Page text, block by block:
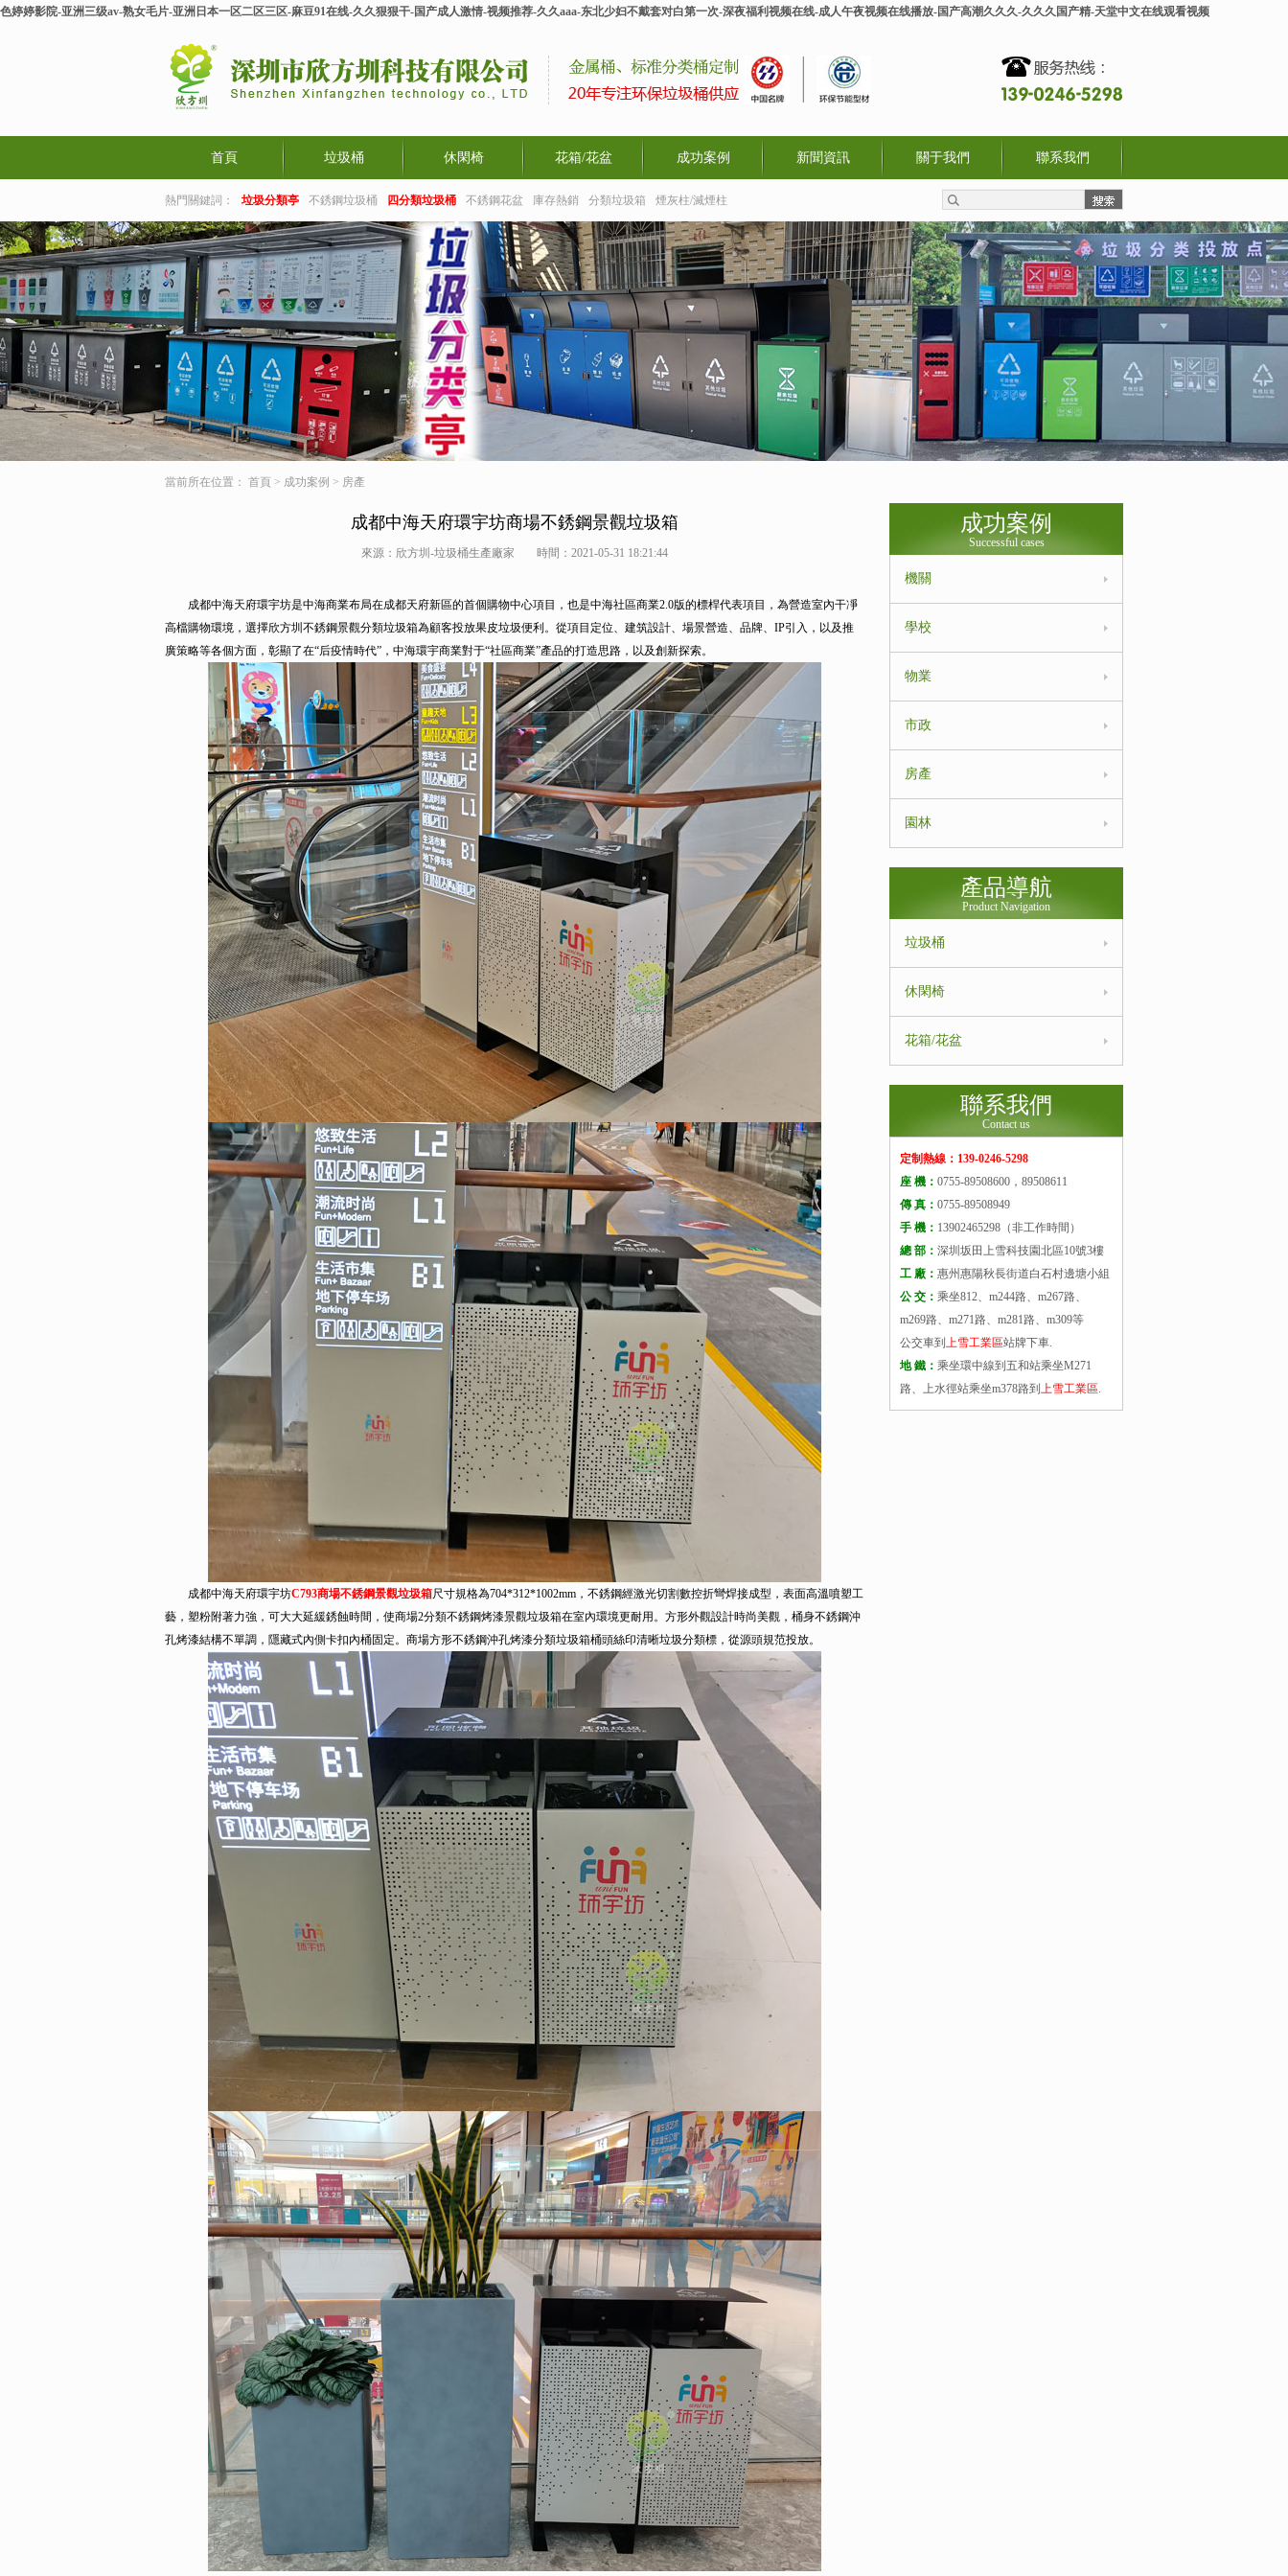
色婷婷影院-亚洲三级av-熟女毛片-亚洲日本一区二区三区-麻豆91在线-久久狠狠干-国产成人激情-视频推荐-久久aaa-东北少妇不戴套对白第一次-深夜福利视频在线-成人午夜视频在线播放-国产高潮久久久-久久久国产精-天堂中文在线观看视频
首頁 垃圾桶 休閑椅 花箱/花盆 成功案例 新聞資訊 關于我們 聯系我們
熱門關鍵詞： 垃圾分類亭 不銹鋼垃圾桶 四分類垃圾桶 不銹鋼花盆 庫存熱銷 分類垃圾箱 煙灰柱/滅煙柱
當前所在位置： 首頁 > 成功案例 > 房產
成都中海天府環宇坊商場不銹鋼景觀垃圾箱
來源：欣方圳-垃圾桶生產廠家 時間：2021-05-31 18:21:44
成都中海天府環宇坊是中海商業布局在成都天府新區的首個購物中心項目，也是中海社區商業2.0版的標桿代表項目，為營造室內干凈
高檔購物環境，選擇欣方圳不銹鋼景觀分類垃圾箱為顧客投放果皮垃圾便利。從項目定位、建筑設計、場景營造、品牌、IP引入，以及推
廣策略等各個方面，彰顯了在“后疫情時代”，中海環宇商業對于“社區商業”產品的打造思路，以及創新探索。
成都中海天府環宇坊C793商場不銹鋼景觀垃圾箱尺寸規格為704*312*1002mm，不銹鋼經激光切割數控折彎焊接成型，表面高溫噴塑工
藝，塑粉附著力強，可大大延緩銹蝕時間，使商場2分類不銹鋼烤漆景觀垃圾箱在室內環境更耐用。方形外觀設計時尚美觀，桶身不銹鋼沖
孔烤漆結構不單調，隱藏式內側卡扣內桶固定。商場方形不銹鋼沖孔烤漆分類垃圾箱桶頭絲印清晰垃圾分類標，從源頭規范投放。
成功案例
Successful cases
機關
學校
物業
市政
房產
園林
產品導航
Product Navigation
垃圾桶
休閑椅
花箱/花盆
聯系我們
Contact us
定制熱線：139-0246-5298
座 機： 0755-89508600，89508611
傳 真： 0755-89508949
手 機： 13902465298（非工作時間）
總 部： 深圳坂田上雪科技園北區10號3樓
工 廠： 惠州惠陽秋長街道白石村邊塘小組
公 交： 乘坐812、m244路、m267路、
m269路、m271路、m281路、m309等
公交車到 上雪工業區站牌下車.
地 鐵： 乘坐環中線到五和站乘坐M271
路、上水徑站乘坐m378路到 上雪工業區.